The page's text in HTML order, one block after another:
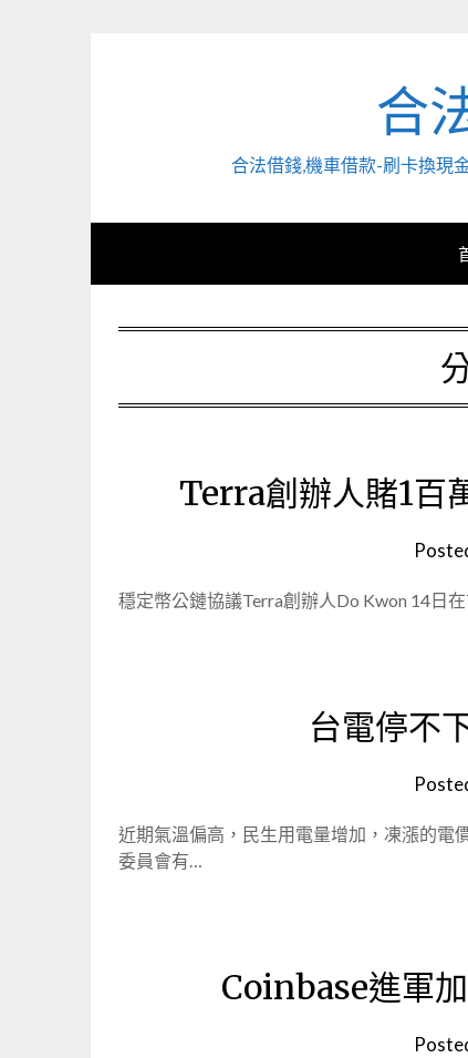
合
合法借錢,機車借款-刷卡換現
Terra創辦人賭1百
穩定幣公鏈協議Terra創辦人Do Kwon 14日
台電停不
近期氣溫偏高，民生用電量增加，凍漲的電
委員會有…
Coinbase進軍